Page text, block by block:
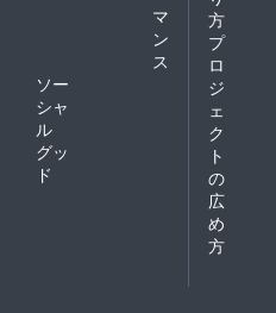
マ
ン
ス
ソー
シャ
ル
グッ
ド
方
プ
ロ
ジ
ェ
ク
ト
の
広
め
方